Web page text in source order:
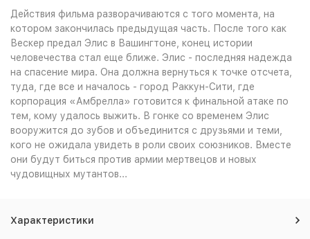
Действия фильма разворачиваются с того момента, на
котором закончилась предыдущая часть. После того как
Вескер предал Элис в Вашингтоне, конец истории
человечества стал еще ближе. Элис - последняя надежда
на спасение мира. Она должна вернуться к точке отсчета,
туда, где все и началось - город Раккун-Сити, где
корпорация «Амбрелла» готовится к финальной атаке по
тем, кому удалось выжить. В гонке со временем Элис
вооружится до зубов и объединится с друзьями и теми,
кого не ожидала увидеть в роли своих союзников. Вместе
они будут биться против армии мертвецов и новых
чудовищных мутантов...
Характеристики